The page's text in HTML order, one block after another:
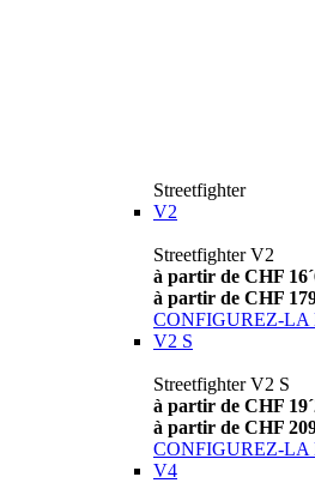
Streetfighter
V2
Streetfighter V2
à partir de CHF
à partir de CHF
CONFIGUREZ-LA
V2 S
Streetfighter V2 S
à partir de CHF
à partir de CHF
CONFIGUREZ-LA
V4